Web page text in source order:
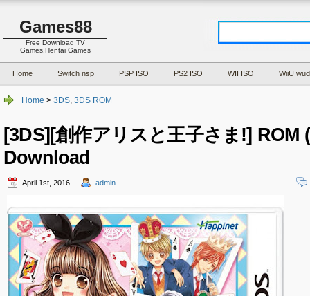
Games88
Free Download TV
Games,Hentai Games
Home Switch nsp PSP ISO PS2 ISO WII ISO WiiU wud
Home > 3DS, 3DS ROM
[3DS][創作アリスと王子さま!] ROM
Download
April 1st, 2016 admin